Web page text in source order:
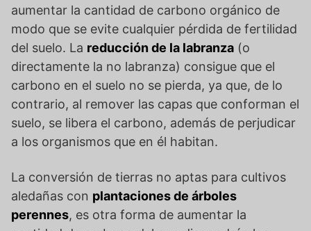
aumentar la cantidad de carbono orgánico de
modo que se evite cualquier pérdida de fertilidad
del suelo. La reducción de la labranza (o
directamente la no labranza) consigue que el
carbono en el suelo no se pierda, ya que, de lo
contrario, al remover las capas que conforman el
suelo, se libera el carbono, además de perjudicar
a los organismos que en él habitan.
La conversión de tierras no aptas para cultivos
aledañas con plantaciones de árboles
perennes, es otra forma de aumentar la